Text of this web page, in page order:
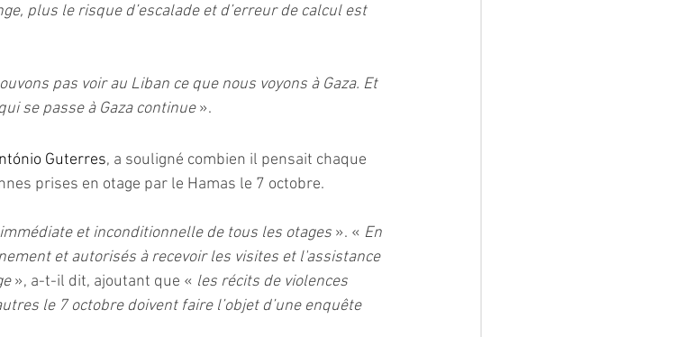
plus le risque d’escalade et d’erreur de calcul est
pas voir au Liban ce que nous voyons à Gaza. Et
se passe à Gaza continue ».
Guterres, a souligné combien il pensait chaque
prises en otage par le Hamas le 7 octobre.
et inconditionnelle de tous les otages ». « En
et autorisés à recevoir les visites et l'assistance
», a-t-il dit, ajoutant que « les récits de violences
le 7 octobre doivent faire l’objet d’une enquête